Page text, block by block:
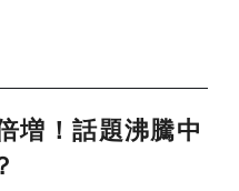
増！話題沸騰中